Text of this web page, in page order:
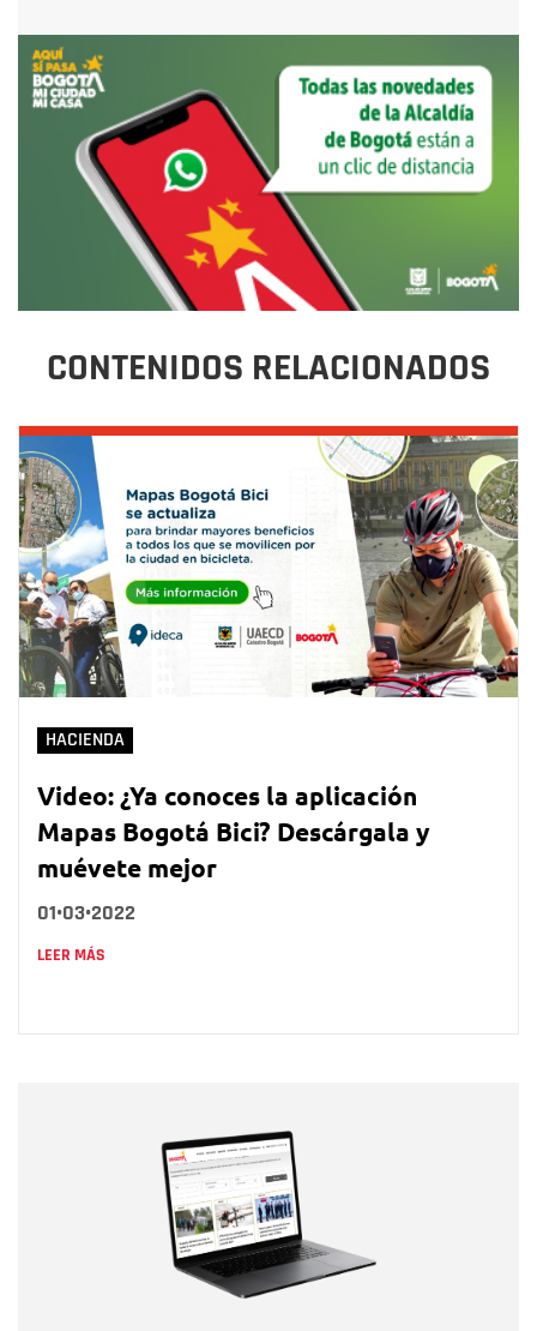
CONTENIDOS RELACIONADOS
HACIENDA
Video: ¿Ya conoces la aplicación
Mapas Bogotá Bici? Descárgala y
muévete mejor
01•03•2022
LEER MÁS
Correo electrónico
Tipo de comentario